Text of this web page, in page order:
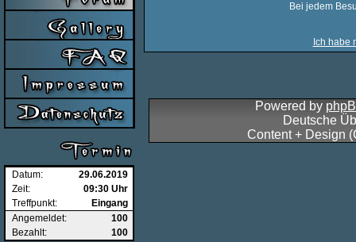
Datum:
29.06.2019
Zeit:
09:30 Uhr
Treffpunkt:
Eingang
Angemeldet:
100
Bezahlt:
100
Bei jedem
Ich habe
Powered by
Deutsche
Content + Design